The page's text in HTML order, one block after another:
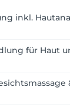
inkl.
für Haut